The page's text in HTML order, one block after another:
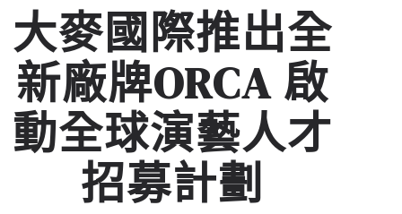
大麥國際推出全
新廠牌ORCA 啟
動全球演藝人才
招募計劃